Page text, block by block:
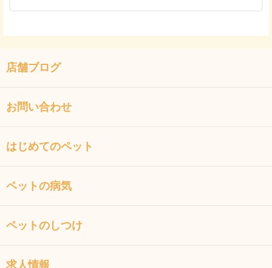
店舗ブログ
お問い合わせ
はじめてのペット
ペットの病気
ペットのしつけ
求人情報